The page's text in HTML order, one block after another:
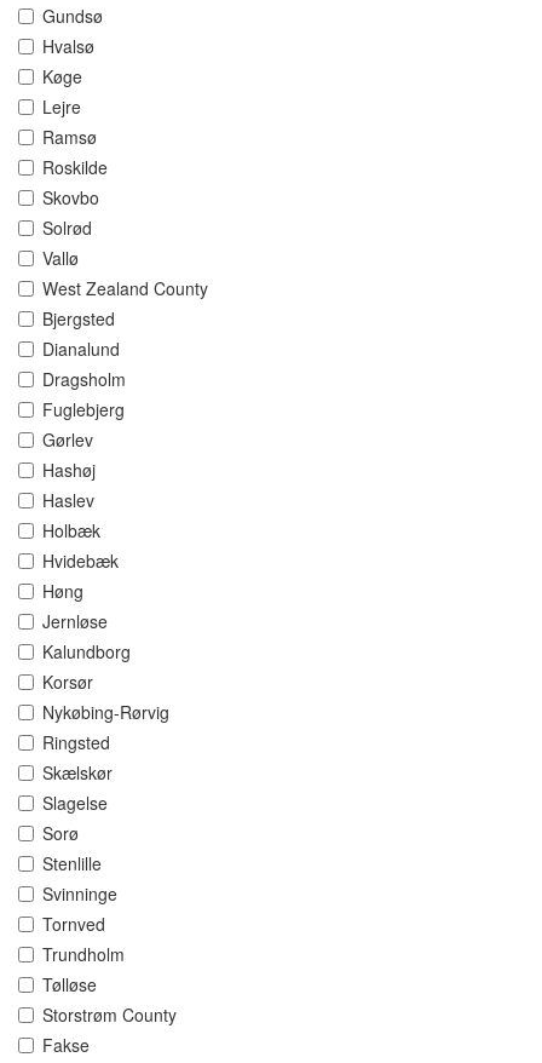
Gundsø
Hvalsø
Køge
Lejre
Ramsø
Roskilde
Skovbo
Solrød
Vallø
West Zealand County
Bjergsted
Dianalund
Dragsholm
Fuglebjerg
Gørlev
Hashøj
Haslev
Holbæk
Hvidebæk
Høng
Jernløse
Kalundborg
Korsør
Nykøbing-Rørvig
Ringsted
Skælskør
Slagelse
Sorø
Stenlille
Svinninge
Tornved
Trundholm
Tølløse
Storstrøm County
Fakse